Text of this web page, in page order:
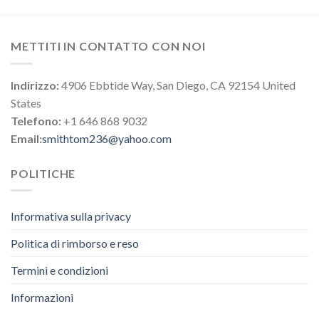
METTITI IN CONTATTO CON NOI
Indirizzo:4906 Ebbtide Way, San Diego, CA 92154 United
States
Telefono: +1 646 868 9032
Email:smithtom236@yahoo.com
POLITICHE
Informativa sulla privacy
Politica di rimborso e reso
Termini e condizioni
Informazioni